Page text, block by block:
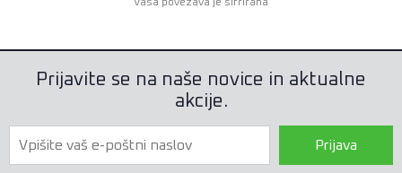
Vaša povezava je šifrirana
Prijavite se na naše novice in aktualne
akcije.
Prijava